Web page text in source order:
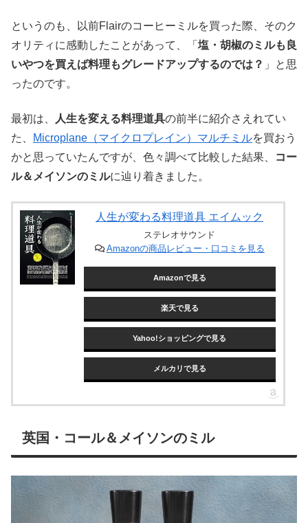
というのも、以前Flairのコーヒーミルを買った際、そのク
オリティに感動したことがあって、「 塩・胡椒のミルも良
いやつを買えば料理もグレードアップするのでは？ 」と思
ったのです。
最初は、 人生を変える料理道具の前半に紹介さえれてい
た、
Microplane（マイクロプレイン）マルチミルを買おう
かと思っていたんですが、色々調べて比較した結果、
コー
ル＆メイソンのミルに辿り着きました。
人生が変わる料理道具 エイムック
ステレオサウンド
Amazonの商品レビュー・口コミを見る
Amazonで見る
楽天で見る
Yahoo!ショッピングで見る
メルカリで見る
英国・コール＆メイソンのミル